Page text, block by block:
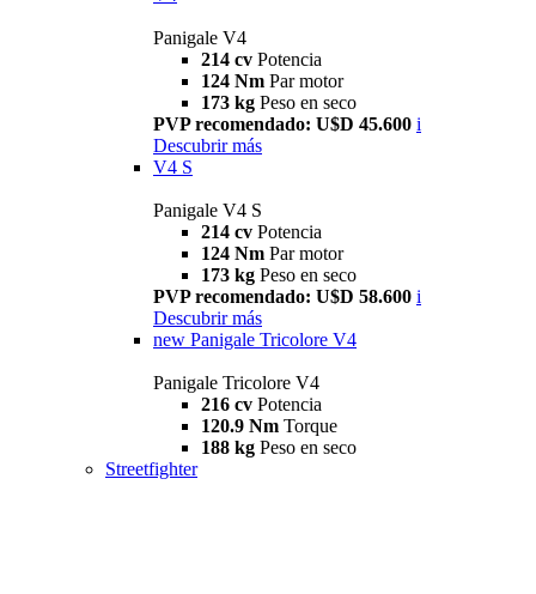
Panigale V4
214 cv Potencia
124 Nm Par motor
173 kg Peso en seco
PVP recomendado: U$D 45.600 i
Descubrir más
V4 S
Panigale V4 S
214 cv Potencia
124 Nm Par motor
173 kg Peso en seco
PVP recomendado: U$D 58.600 i
Descubrir más
new Panigale Tricolore V4
Panigale Tricolore V4
216 cv Potencia
120.9 Nm Torque
188 kg Peso en seco
Streetfighter